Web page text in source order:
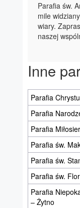
Parafia św.
mile
wiary.
naszej
Inne
Parafia
Parafia
Parafia
Parafia św.
Parafia św.
Parafia św.
Parafia
– Żytno